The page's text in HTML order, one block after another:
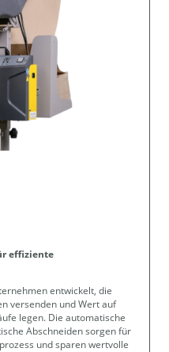
effiziente
entwickelt, die
versenden und Wert auf
legen. Die automatische
Abschneiden sorgen für
und sparen wertvolle